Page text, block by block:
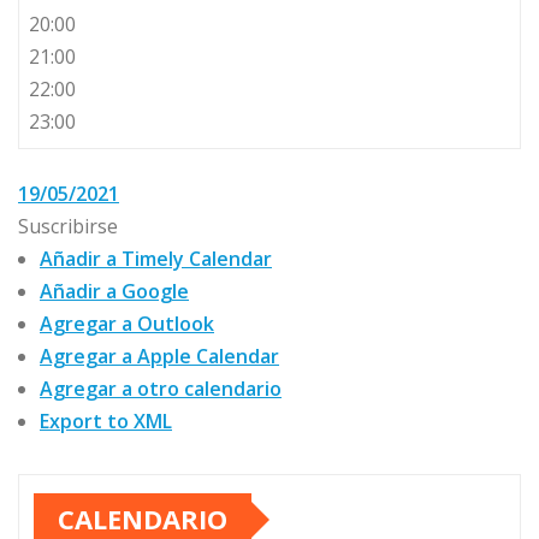
20:00
21:00
22:00
23:00
19/05/2021
Suscribirse
Añadir a Timely Calendar
Añadir a Google
Agregar a Outlook
Agregar a Apple Calendar
Agregar a otro calendario
Export to XML
CALENDARIO